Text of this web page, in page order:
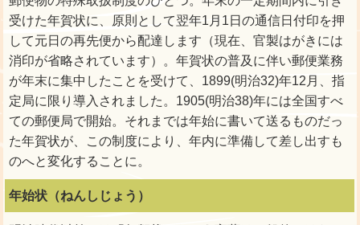
受けた年賀状に、原則として翌年1月1日の通信日付印を押
して元日の再先便から配達します（現在、官製はがきには
消印が省略されています）。年賀状の普及に伴い郵便業務
が年末に集中したことを受けて、1899(明治32)年12月、指
定局に限り導入されました。1905(明治38)年には全国すべ
ての郵便局で開始。それまでは年始に書いて送るものだっ
た年賀状が、この制度により、年内に準備して差し出すも
のへと変化することに。
年始状（ねんしじょう）